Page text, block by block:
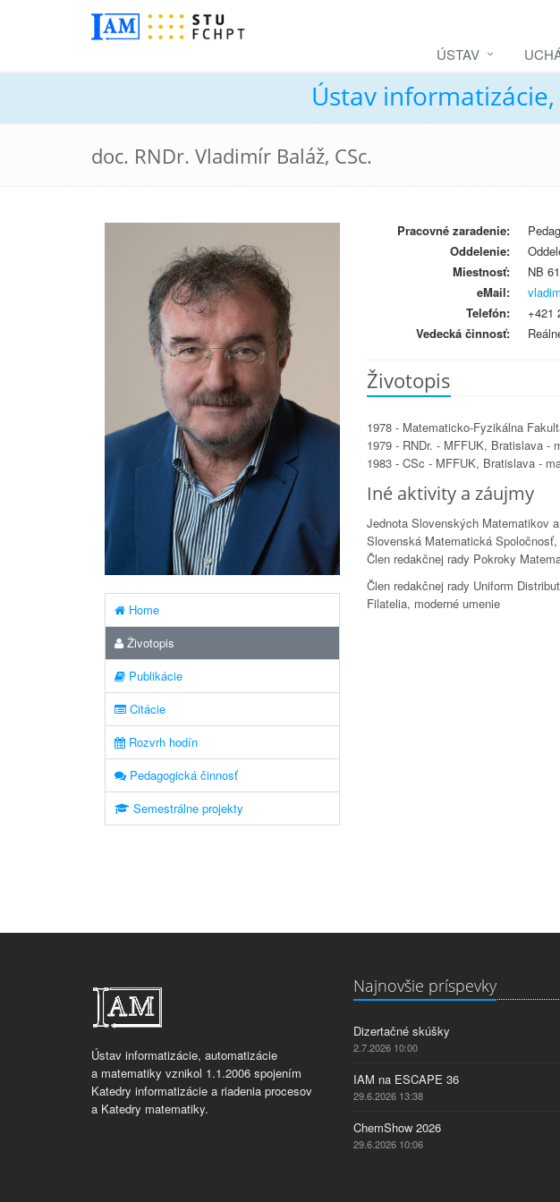
ÚSTAV
Ústav
doc. RNDr. Vladimír Baláž, CSc.
Home
Životopis
Publikácie
Citácie
Rozvrh hodín
Pedagogická činnosť
Semestrálne projekty
Pracovné zaradenie:
Oddelenie:
Miestnosť:
NB
eMail:
Telefón:
+421
Vedecká činnosť:
Životopis
1978 - Matematicko-Fyzikálna
1979 - RNDr. - MFFUK, Bratislava -
1983 - CSc - MFFUK, Bratislava -
Iné aktivity a záujmy
Jednota Slovenských Matematikov
Slovenská Matematická Spoločnosť,
Člen redakčnej rady Pokroky
Člen redakčnej rady Uniform
Filatelia, moderné umenie
Ústav informatizácie, automatizácie
a matematiky vznikol 1.1.2006 spojením
Katedry informatizácie a riadenia procesov
a Katedry matematiky.
Najnovšie príspevky
Dizertačné skúšky
2.7.2026 10:00
IAM na ESCAPE 36
29.6.2026 13:38
ChemShow 2026
29.6.2026 10:06